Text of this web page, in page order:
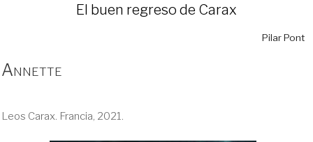
El buen regreso de Carax
Pilar Pont
Annette
Leos Carax. Francia, 2021.